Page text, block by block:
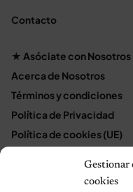
Gestionar
cookies
Contacto
★ Asóciate con
Acerca de Nosotros
Términos y condiciones
Política de Privacidad
Política de cookies (UE)